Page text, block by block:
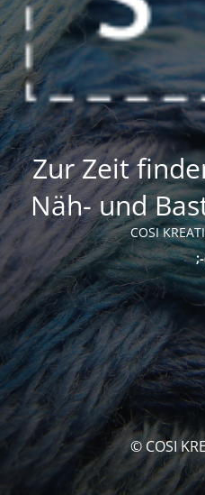
Zur Zeit
Näh- und
COSI
© COSI